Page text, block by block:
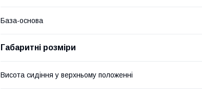
База-основа
Габаритні розміри
Висота сидіння у верхньому положенні